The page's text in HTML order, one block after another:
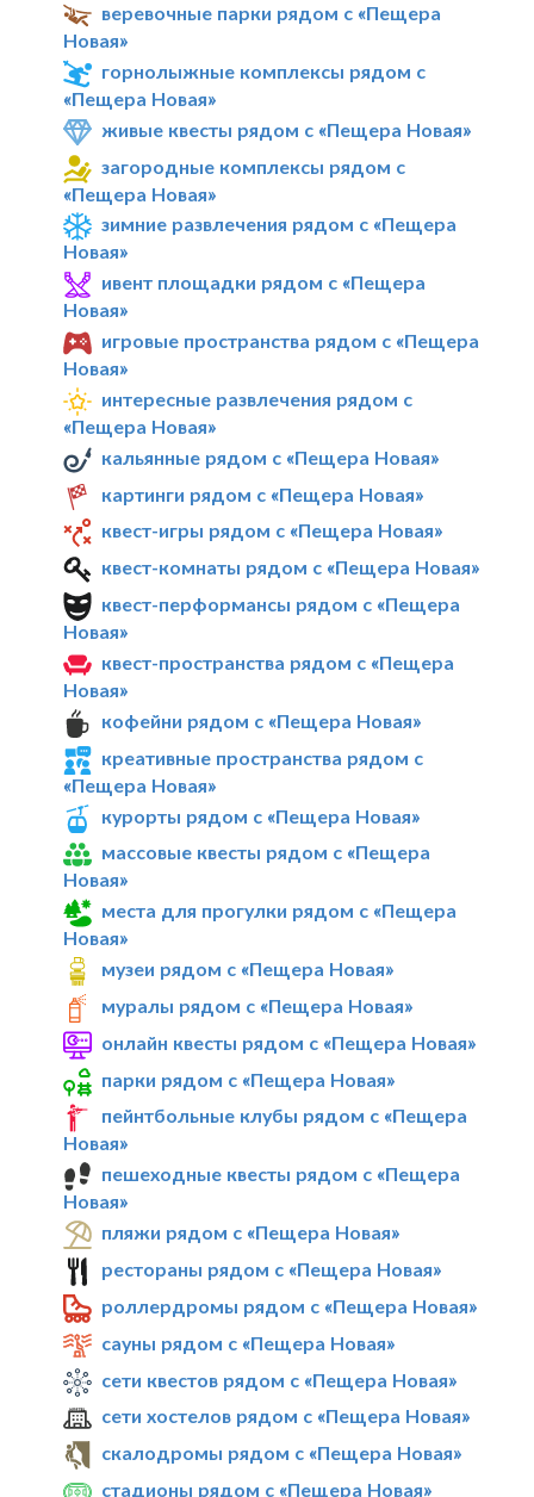
веревочные парки рядом с «Пещера
Новая»
горнолыжные комплексы рядом с
«Пещера Новая»
живые квесты рядом с «Пещера Новая»
загородные комплексы рядом с
«Пещера Новая»
зимние развлечения рядом с «Пещера
Новая»
ивент площадки рядом с «Пещера
Новая»
игровые пространства рядом с «Пещера
Новая»
интересные развлечения рядом с
«Пещера Новая»
кальянные рядом с «Пещера Новая»
картинги рядом с «Пещера Новая»
квест-игры рядом с «Пещера Новая»
квест-комнаты рядом с «Пещера Новая»
квест-перформансы рядом с «Пещера
Новая»
квест-пространства рядом с «Пещера
Новая»
кофейни рядом с «Пещера Новая»
креативные пространства рядом с
«Пещера Новая»
курорты рядом с «Пещера Новая»
массовые квесты рядом с «Пещера
Новая»
места для прогулки рядом с «Пещера
Новая»
музеи рядом с «Пещера Новая»
муралы рядом с «Пещера Новая»
онлайн квесты рядом с «Пещера Новая»
парки рядом с «Пещера Новая»
пейнтбольные клубы рядом с «Пещера
Новая»
пешеходные квесты рядом с «Пещера
Новая»
пляжи рядом с «Пещера Новая»
рестораны рядом с «Пещера Новая»
роллердромы рядом с «Пещера Новая»
сауны рядом с «Пещера Новая»
сети квестов рядом с «Пещера Новая»
сети хостелов рядом с «Пещера Новая»
скалодромы рядом с «Пещера Новая»
стадионы рядом с «Пещера Новая»